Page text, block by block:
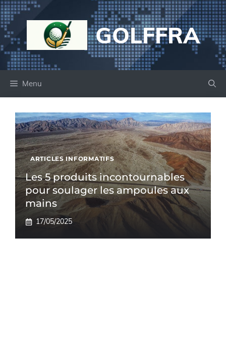
Aller
au
contenu
GOLFFRA
Menu
ARTICLES INFORMATIFS
Les 5 produits incontournables
pour soulager les ampoules aux
mains
17/05/2025